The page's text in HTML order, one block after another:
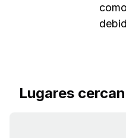
Lugares